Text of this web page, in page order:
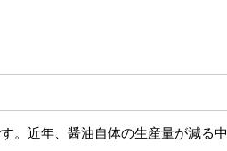
。近年、醤油自体の生産量が減る中